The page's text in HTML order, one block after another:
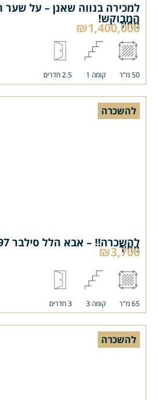
למכירה בנווה שאנן – על שער
המבוקש!
מחיר
₪1,400,000
50 מ"ר קומה 1 2.5 חדרים
להשכרה
להשכרה!! – אבא הלל סילבר 97
מחיר
₪3,700
65 מ"ר קומה 3 3 חדרים
להשכרה